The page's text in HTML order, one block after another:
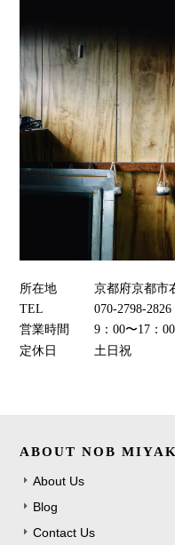
所在地
京都府京都市
TEL
070-2798-2826
営業時間
9：00〜17：00
定休日
土日祝
ABOUT NOB
About Us
Blog
Contact Us